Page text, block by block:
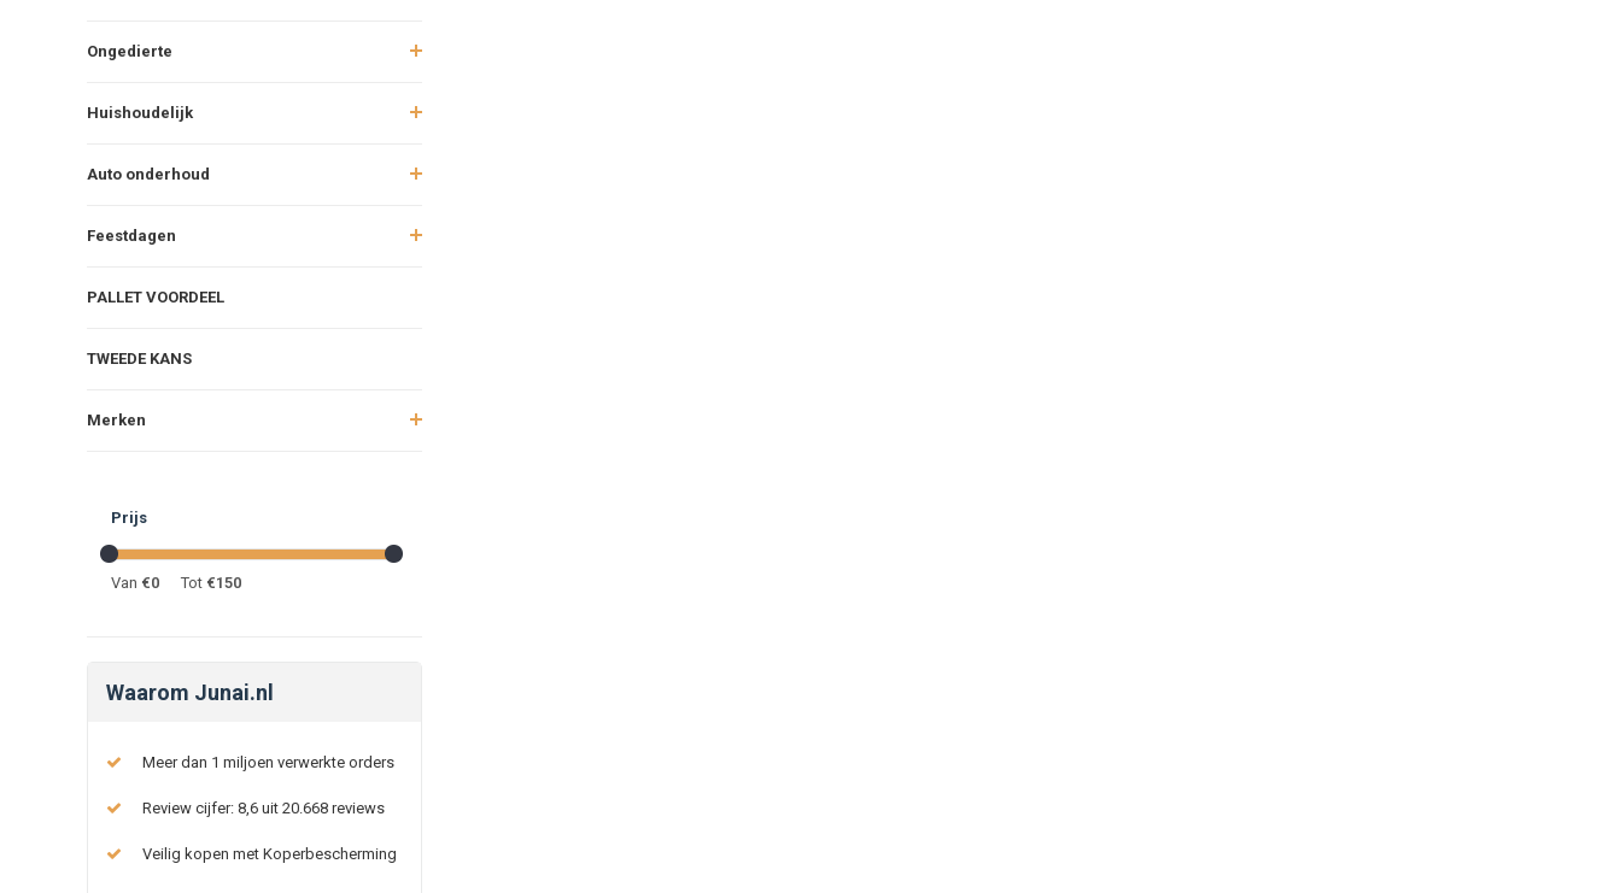
Ongedierte
Huishoudelijk
Auto onderhoud
Feestdagen
PALLET VOORDEEL
TWEEDE KANS
Merken
Prijs
Van €0 Tot €150
Waarom Junai.nl
Meer dan 1 miljoen verwerkte orders
Review cijfer: 8,6 uit 20.668 reviews
Veilig kopen met Koperbescherming